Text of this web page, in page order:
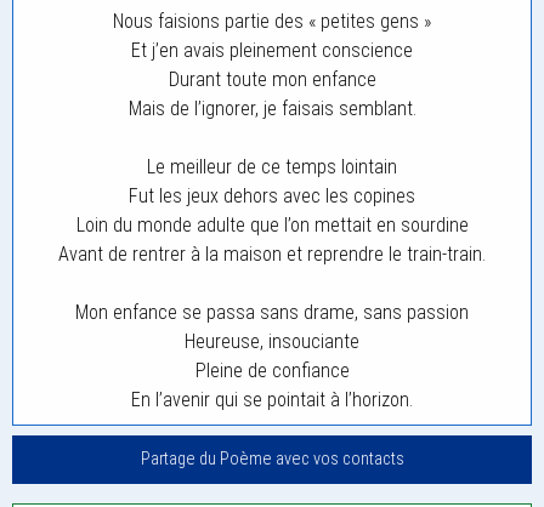
Nous faisions partie des « petites gens »
Et j’en avais pleinement conscience
Durant toute mon enfance
Mais de l’ignorer, je faisais semblant.
Le meilleur de ce temps lointain
Fut les jeux dehors avec les copines
Loin du monde adulte que l’on mettait en sourdine
Avant de rentrer à la maison et reprendre le train-train.
Mon enfance se passa sans drame, sans passion
Heureuse, insouciante
Pleine de confiance
En l’avenir qui se pointait à l’horizon.
Partage du Poème avec vos contacts